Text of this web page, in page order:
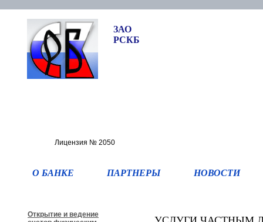
ЗАО
РСКБ
Лицензия № 2050
О БАНКЕ ПАРТНЕРЫ НОВОСТИ
Открытие и ведение